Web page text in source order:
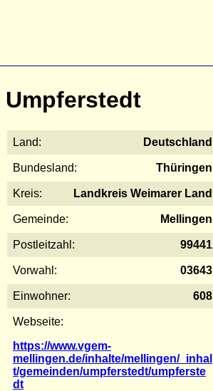
Umpferstedt
Land: Deutschland
Bundesland: Thüringen
Kreis: Landkreis Weimarer Land
Gemeinde: Mellingen
Postleitzahl: 99441
Vorwahl: 03643
Einwohner: 608
Webseite:
https://www.vgem-
mellingen.de/inhalte/mellingen/_inhal
t/gemeinden/umpferstedt/umpferste
dt